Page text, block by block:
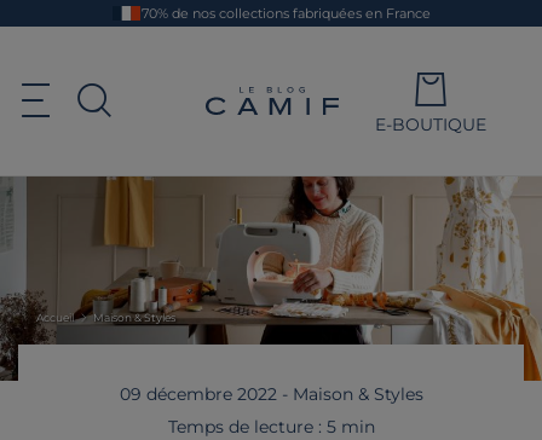
au
70% de nos collections fabriquées en France
Ouvrir le menu de navigation
Le blog Camif
E-BOUTIQUE
Accueil Maison & Styles
09 décembre 2022 - Maison & Styles
Temps de lecture : 5 min